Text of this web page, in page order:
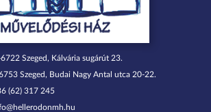
Szeged, Kálvária sugárút 23.
Szeged, Budai Nagy Antal utca 20-22.
(62) 317 245